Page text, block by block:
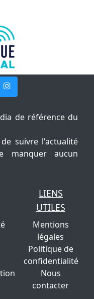
de référence du
suivre l'actualité
aucun
LIENS
UTILES
Mentions
légales
Politique de
confidentialité
Nous
contacter